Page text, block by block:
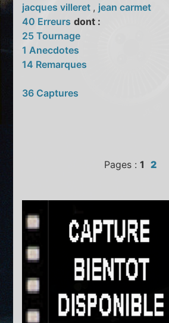
jacques villeret , jean carmet
40 Erreurs dont :
25 Tournage
1 Anecdotes
14 Remarques
36 Captures
Pages : 1 2